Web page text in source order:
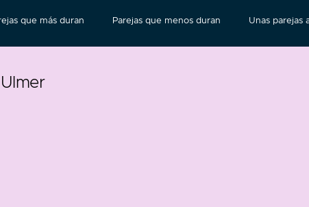
que más duran Parejas que menos duran Unas parejas